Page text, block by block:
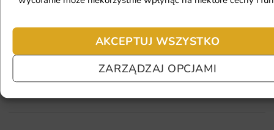
AKCEPTUJ WSZYSTKO
ZARZĄDZAJ OPCJAMI